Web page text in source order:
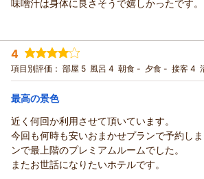
今回はあいにくのお天気で高層階からの景
いただけなかったとのことですが、ぜひ次
もお楽しみいただければ幸いです。
またお越しいただける日を、スタッフ一同
ります。
フロント ギトマー
味噌汁は身体に良さそうで嬉しかったです
宿泊時期： 2026年05月宿泊 (一人旅)
投稿者： つかちゃんさん (男性/50代)
宿泊プラン： 〔朝食付〕ビジネスシングル セミダ
宿泊価格帯： 9,001～10,000円(大人一人あたり/税
つかちゃん様
この度はご宿泊いただき、また嬉しいご感
誠にありがとうございます。
朝食会場の時間制について、快適にお過ご
4
項目別評価： 部屋 5 風呂 4 朝食 - 夕食 - 接客 4
最高の景色
近く何回か利用させて頂いています。
今回も何時も安いおまかせプランで予約し
ンで最上階のプレミアムルームでした。
またお世話になりたいホテルです。